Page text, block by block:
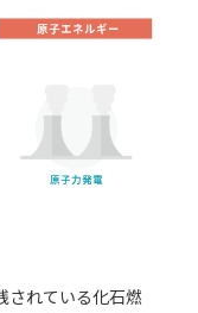
されている化石燃